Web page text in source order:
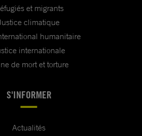
et migrants
climatique
humanitaire
internationale
de mort et torture
S'INFORMER
Actualités